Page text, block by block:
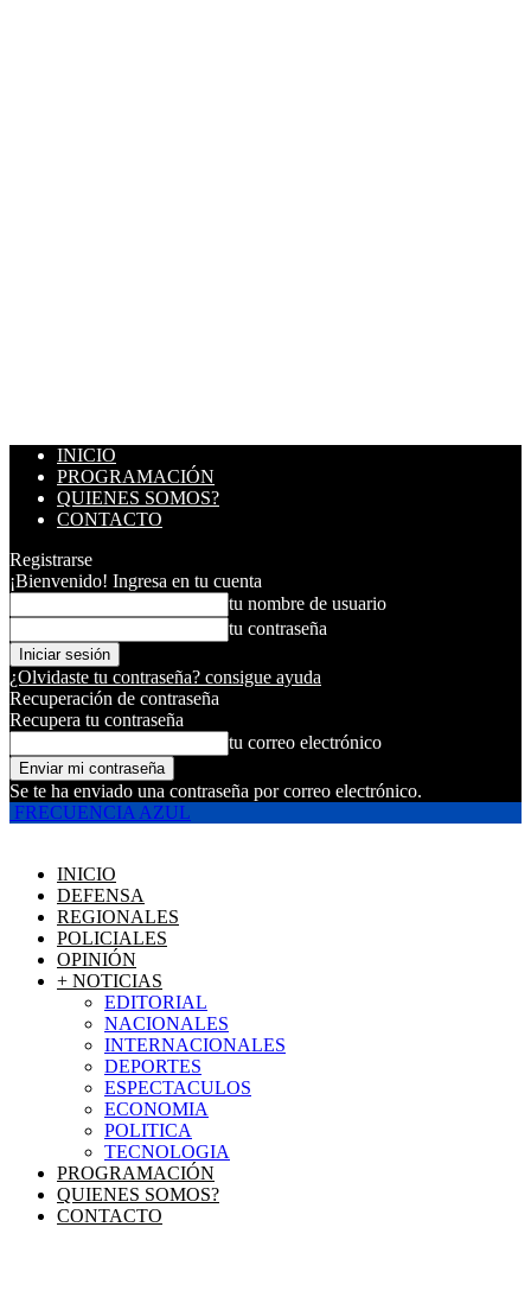
INICIO
PROGRAMACIÓN
QUIENES SOMOS?
CONTACTO
Registrarse
¡Bienvenido! Ingresa en tu cuenta
tu nombre de usuario
tu contraseña
¿Olvidaste tu contraseña? consigue ayuda
Recuperación de contraseña
Recupera tu contraseña
tu correo electrónico
Se te ha enviado una contraseña por correo electrónico.
FRECUENCIA AZUL
INICIO
DEFENSA
REGIONALES
POLICIALES
OPINIÓN
+ NOTICIAS
EDITORIAL
NACIONALES
INTERNACIONALES
DEPORTES
ESPECTACULOS
ECONOMIA
POLITICA
TECNOLOGIA
PROGRAMACIÓN
QUIENES SOMOS?
CONTACTO